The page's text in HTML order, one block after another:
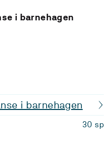
i barnehagen
i barnehagen
30 sp